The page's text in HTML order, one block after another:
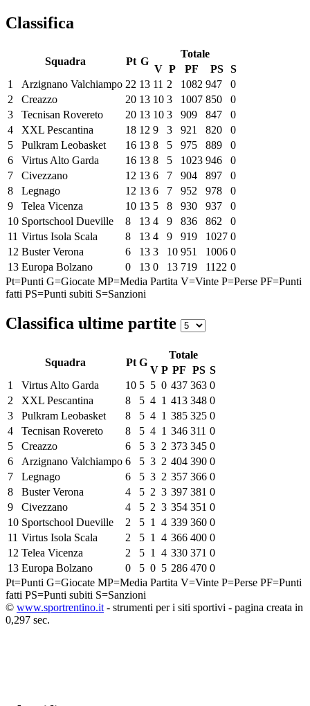
Classifica
Squadra Pt G
Totale
V P PF PS
S
1
Arzignano Valchiampo 22 13 11 2 1082 947
0
2
Creazzo 20 13 10 3 1007 850
0
3
Tecnisan Rovereto 20 13 10 3 909 847
0
4
XXL Pescantina 18 12 9 3 921 820
0
5
Pulkram Leobasket 16 13 8 5 975 889
0
6
Virtus Alto Garda 16 13 8 5 1023 946
0
7
Civezzano 12 13 6 7 904 897
0
8
Legnago 12 13 6 7 952 978
0
9
Telea Vicenza 10 13 5 8 930 937
0
10 Sportschool Dueville 8 13 4 9 836 862
0
11 Virtus Isola Scala 8 13 4 9 919 1027 0
12 Buster Verona 6 13 3 10 951 1006 0
13 Europa Bolzano 0 13 0 13 719 1122 0
Pt=Punti G=Giocate MP=Media Partita V=Vinte P=Perse PF=Punti
fatti PS=Punti subiti S=Sanzioni
Classifica ultime partite
Squadra Pt G
Totale
V P PF PS S
1
Virtus Alto Garda 10 5 5 0 437 363 0
2
XXL Pescantina 8 5 4 1 413 348 0
3
Pulkram Leobasket 8 5 4 1 385 325 0
4
Tecnisan Rovereto 8 5 4 1 346 311 0
5
Creazzo 6 5 3 2 373 345 0
6
Arzignano Valchiampo 6 5 3 2 404 390 0
7
Legnago 6 5 3 2 357 366 0
8
Buster Verona 4 5 2 3 397 381 0
9
Civezzano 4 5 2 3 354 351 0
10 Sportschool Dueville 2 5 1 4 339 360 0
11 Virtus Isola Scala 2 5 1 4 366 400 0
12 Telea Vicenza 2 5 1 4 330 371 0
13 Europa Bolzano 0 5 0 5 286 470 0
Pt=Punti G=Giocate MP=Media Partita V=Vinte P=Perse PF=Punti
fatti PS=Punti subiti S=Sanzioni
© www.sportrentino.it - strumenti per i siti sportivi - pagina creata in
0,297 sec.